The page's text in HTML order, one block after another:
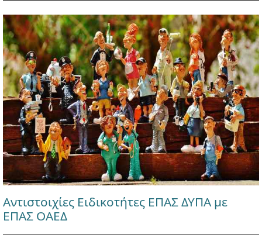
Αντιστοιχίες Ειδικοτήτες ΕΠΑΣ ΔΥΠΑ με
ΕΠΑΣ ΟΑΕΔ